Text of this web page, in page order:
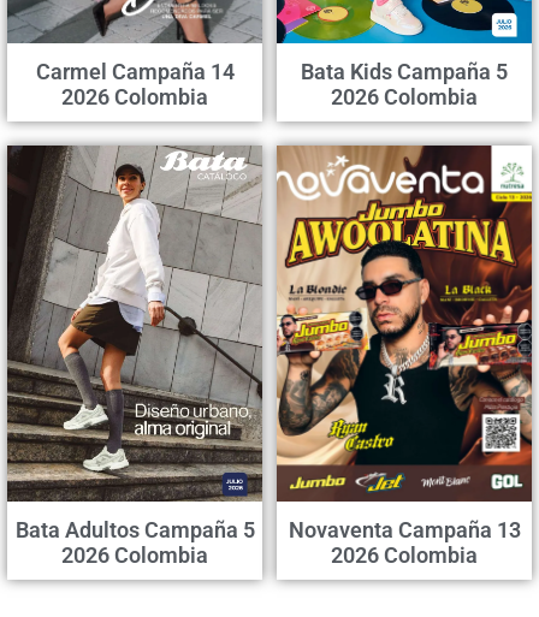
Carmel Campaña 14
2026 Colombia
Bata Kids Campaña 5
2026 Colombia
Bata Adultos Campaña 5
2026 Colombia
Novaventa Campaña 13
2026 Colombia